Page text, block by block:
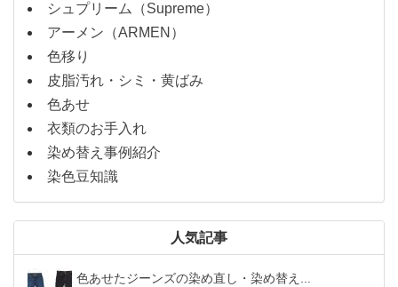
シュプリーム（Supreme）
アーメン（ARMEN）
色移り
皮脂汚れ・シミ・黄ばみ
色あせ
衣類のお手入れ
染め替え事例紹介
染色豆知識
人気記事
色あせたジーンズの染め直し・染め替え...